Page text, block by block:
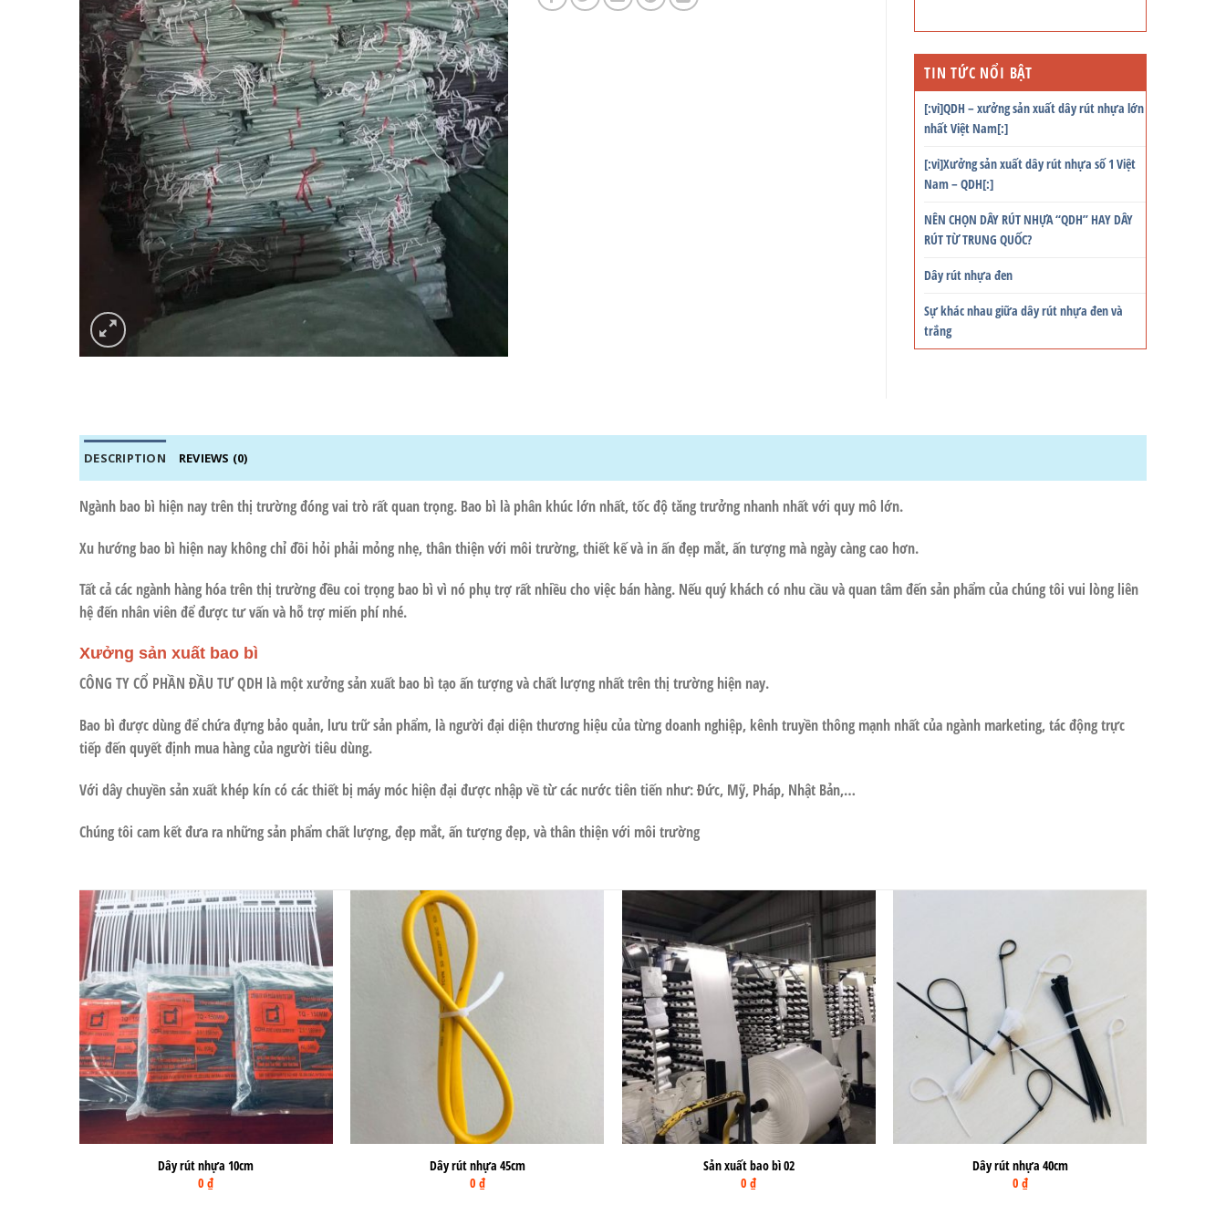
TIN TỨC NỔI BẬT
[:vi]QDH – xưởng sản xuất dây rút nhựa lớn
nhất Việt Nam[:]
[:vi]Xưởng sản xuất dây rút nhựa số 1 Việt
Nam – QDH[:]
NÊN CHỌN DÂY RÚT NHỰA “QDH” HAY DÂY
RÚT TỪ TRUNG QUỐC?
Dây rút nhựa đen
Sự khác nhau giữa dây rút nhựa đen và
trắng
DESCRIPTION REVIEWS (0)
Ngành bao bì hiện nay trên thị trường đóng vai trò rất quan trọng. Bao bì là phân khúc lớn nhất, tốc độ tăng trưởng nhanh nhất với quy mô lớn.
Xu hướng bao bì hiện nay không chỉ đồi hỏi phải mỏng nhẹ, thân thiện với môi trường, thiết kế và in ấn đẹp mắt, ấn tượng mà ngày càng cao hơn.
Tất cả các ngành hàng hóa trên thị trường đều coi trọng bao bì vì nó phụ trợ rất nhiều cho việc bán hàng. Nếu quý khách có nhu cầu và quan tâm đến sản phẩm của chúng tôi vui lòng liên
hệ đến nhân viên để được tư vấn và hỗ trợ miến phí nhé.
Xưởng sản xuất bao bì
CÔNG TY CỔ PHẦN ĐẦU TƯ QDH là một xưởng sản xuất bao bì tạo ấn tượng và chất lượng nhất trên thị trường hiện nay.
Bao bì được dùng để chứa đựng bảo quản, lưu trữ sản phẩm, là người đại diện thương hiệu của từng doanh nghiệp, kênh truyền thông mạnh nhất của ngành marketing, tác động trực
tiếp đến quyết định mua hàng của người tiêu dùng.
Với dây chuyền sản xuất khép kín có các thiết bị máy móc hiện đại được nhập về từ các nước tiên tiến như: Đức, Mỹ, Pháp, Nhật Bản,…
Chúng tôi cam kết đưa ra những sản phẩm chất lượng, đẹp mắt, ấn tượng đẹp, và thân thiện với môi trường
Dây rút nhựa 10cm
0₫
Dây rút nhựa 45cm
0 ₫
Sản xuất bao bì 02
0₫
Dây rút nhựa 40cm
0 ₫